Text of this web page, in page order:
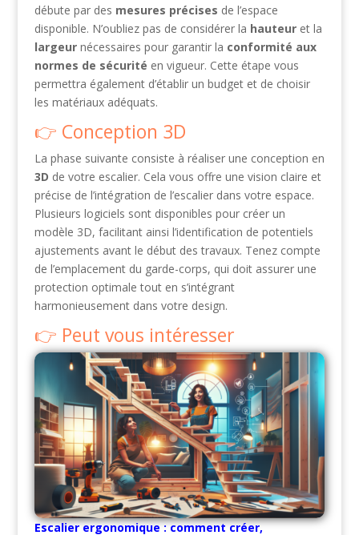
débute par des mesures précises de l’espace
disponible. N’oubliez pas de considérer la hauteuret la
largeurnécessaires pour garantir la conformité aux
normes de sécurité en vigueur. Cette étape vous
permettra également d’établir un budget et de choisir
les matériaux adéquats.
Conception 3D
La phase suivante consiste à réaliser une conception en
3D de votre escalier. Cela vous offre une vision claire et
précise de l’intégration de l’escalier dans votre espace.
Plusieurs logiciels sont disponibles pour créer un
modèle 3D, facilitant ainsi l’identification de potentiels
ajustements avant le début des travaux. Tenez compte
de l’emplacement du garde-corps, qui doit assurer une
protection optimale tout en s’intégrant
harmonieusement dans votre design.
Peut vous intéresser
Escalier ergonomique : comment créer,